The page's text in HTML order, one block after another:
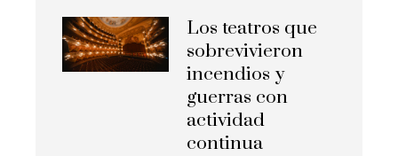
Los teatros que
sobrevivieron
incendios y
guerras con
actividad
continua